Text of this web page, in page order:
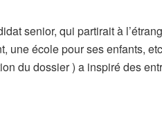
senior, qui partirait à
une école pour ses enfants,
du dossier ) a inspiré des